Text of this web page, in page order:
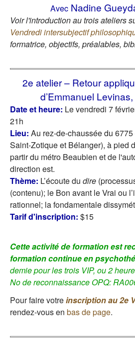
AvecNadine
Voir l'introduction au trois ateliers
Vendredi intersubjectif
formatrice, objectifs, préalables,
2e atelier – Retour
d’Emmanuel
Date et heure: Le vendredi 7
21h
Lieu: Au rez-de-chaussée du
Saint-Zotique et Bélanger), à pied
partir du métro Beaubien et de
direction est.
Thème: L’écoute du dire
(contenu); le Bon avant le Vrai ou
rationnel; la fondamentale
Tarif d'inscription: $15
Cette activité de formation est
formation continue en
demie pour les trois VIP, ou 2
No de reconnaissance OPQ:
Pour faire votreinscription au 2e
rendez-vous en bas de page.